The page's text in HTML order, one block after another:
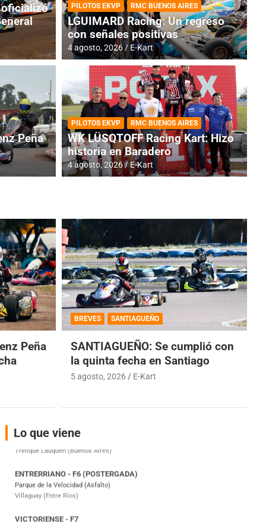
RMC BUENOS AIRES
Cerró una jornada
oficializó
Peña
PILOTOS EKVP RMC BUENOS AIRES
LGUIMARD Racing: Un regreso
con señales positivas
4 agosto, 2026 E-Kart
PILOTOS EKVP RMC BUENOS AIRES
WK LÜSQTOFF Racing Kart: Hizo
historia en Baradero
4 agosto, 2026 E-Kart
Peña
BREVES SANTIAGUEÑO
SANTIAGUEÑO: Se cumplió con
la quinta fecha en Santiago
5 agosto, 2026 E-Kart
Lo que viene
COBERTURA ESPECIAL DE E-KART.COM.AR
08/09-AGO
IAME SERIES ARGENTINA 6
Baradero (Buenos Aires)
Ciudad de Trenque Lauquen (Asfalto)
Parque de la Velocidad (Asfalto)
Villaguay (Entre Ríos)
El Cerro (Tierra)
Victoria (Entre Ríos)
Moto Club Reginense (Tierra)